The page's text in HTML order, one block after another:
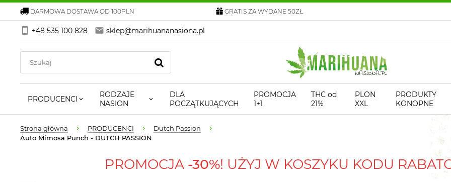
DARMOWA DOSTAWA OD 100PLN GRATIS ZA WYDANE 50ZŁ
+48 535 100 828 sklep@marihuananasiona.pl
PRODUCENCI
RODZAJE
NASION
DLA
POCZĄTKUJĄCYCH
PROMOCJA
1+1
THC od
21%
PLON
XXL
PRODUKTY
KONOPNE
Strona główna PRODUCENCI
Dutch Passion
Auto Mimosa Punch - DUTCH PASSION
PROMOCJA -30%! UŻYJ W KOSZYKU KODU